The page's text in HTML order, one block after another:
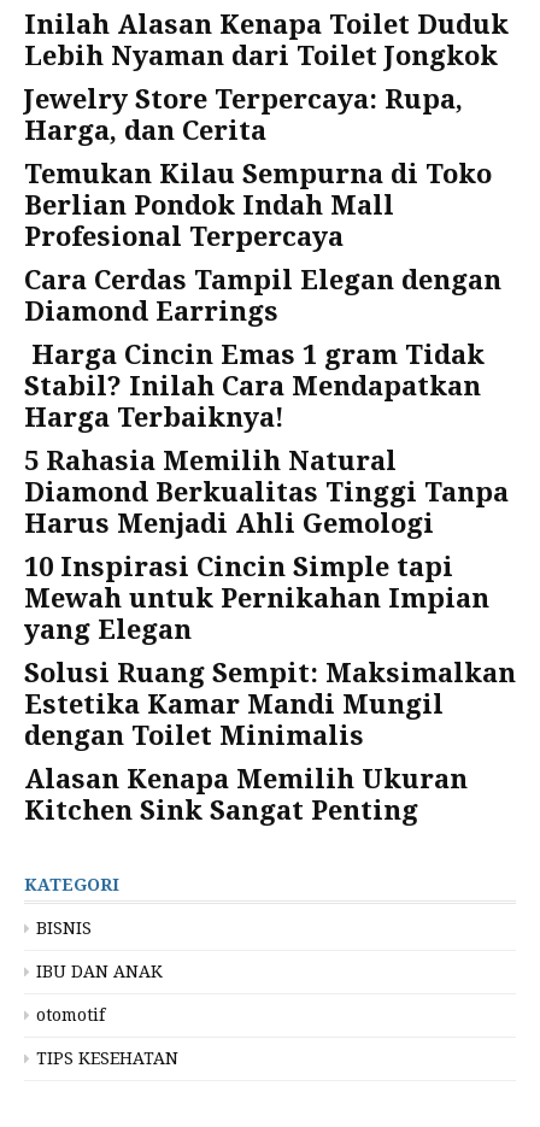
Inilah Alasan Kenapa Toilet Duduk
Lebih Nyaman dari Toilet Jongkok
Jewelry Store Terpercaya: Rupa,
Harga, dan Cerita
Temukan Kilau Sempurna di Toko
Berlian Pondok Indah Mall
Profesional Terpercaya
Cara Cerdas Tampil Elegan dengan
Diamond Earrings
Harga Cincin Emas 1 gram Tidak
Stabil? Inilah Cara Mendapatkan
Harga Terbaiknya!
5 Rahasia Memilih Natural
Diamond Berkualitas Tinggi Tanpa
Harus Menjadi Ahli Gemologi
10 Inspirasi Cincin Simple tapi
Mewah untuk Pernikahan Impian
yang Elegan
Solusi Ruang Sempit: Maksimalkan
Estetika Kamar Mandi Mungil
dengan Toilet Minimalis
Alasan Kenapa Memilih Ukuran
Kitchen Sink Sangat Penting
KATEGORI
BISNIS
IBU DAN ANAK
otomotif
TIPS KESEHATAN